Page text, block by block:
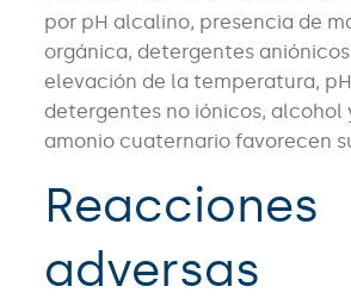
por pH alcalino, presencia de
orgánica, detergentes
elevación de la temperatura,
detergentes no iónicos, alcohol
amonio cuaternario favorecen
Reacciones
adversas